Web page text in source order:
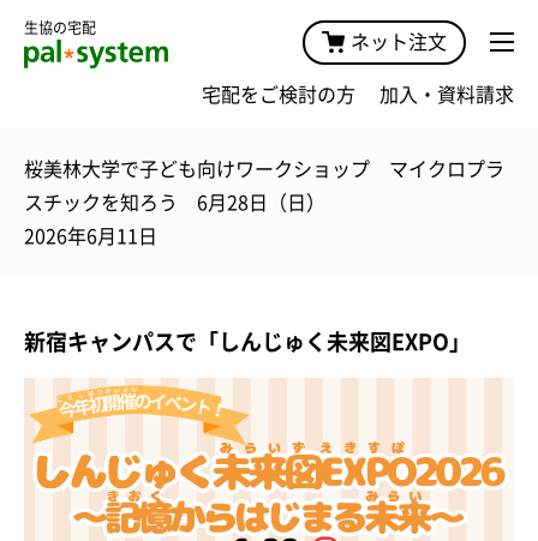
生協の宅配
ネット注文
宅配をご検討の方 加入・資料請求
桜美林大学で子ども向けワークショップ マイクロプラ
スチックを知ろう 6月28日（日）
2026年6月11日
新宿キャンパスで「しんじゅく未来図EXPO」